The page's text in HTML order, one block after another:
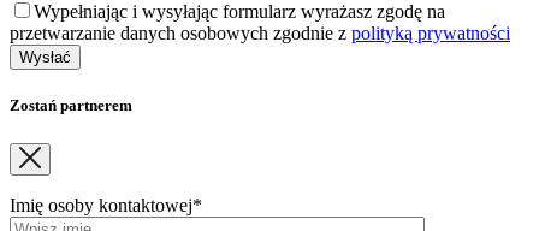
Wypełniając i wysyłając formularz wyrażasz zgodę na
przetwarzanie danych osobowych zgodnie z polityką prywatności
Zostań partnerem
Imię osoby kontaktowej*